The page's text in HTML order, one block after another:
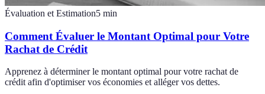
Évaluation et Estimation5 min
Comment Évaluer le Montant Optimal pour Votre
Rachat de Crédit
Apprenez à déterminer le montant optimal pour votre rachat de
crédit afin d'optimiser vos économies et alléger vos dettes.